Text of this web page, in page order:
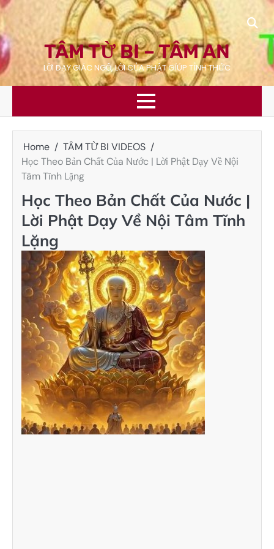
Skip
to
content
TÂM TỪ BI – TÂM AN
LỜI DẠY GIÁC NGỘ, LỜI CỦA PHẬT GÍÚP TỈNH THỨC
Home
TÂM TỪ BI VIDEOS
Học Theo Bản Chất Của Nước | Lời Phật Dạy Về Nội
Tâm Tĩnh Lặng
Học Theo Bản Chất Của Nước |
Lời Phật Dạy Về Nội Tâm Tĩnh
Lặng